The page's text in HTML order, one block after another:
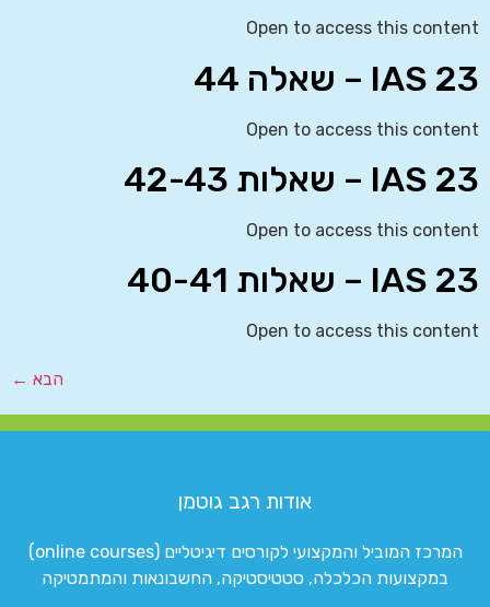
Open to access this content
IAS 23 – שאלה 44
Open to access this content
IAS 23 – שאלות 42-43
Open to access this content
IAS 23 – שאלות 40-41
Open to access this content
הבא ←
אודות רגב גוטמן
המרכז המוביל והמקצועי לקורסים דיגיטליים (online courses)
במקצועות הכלכלה, סטטיסטיקה, החשבונאות והמתמטיקה